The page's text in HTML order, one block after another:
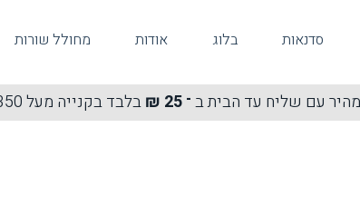
סדנאות בלוג אודות מחולל שורות
עם שליח עד הבית ב־ 25 ₪ בלבד בקנייה מעל 350 ₪